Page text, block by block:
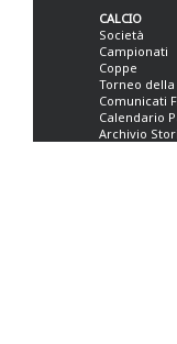
CALCIO
Società
Campionati
Coppe
Torneo
Comunicati
Calendario
Archivio